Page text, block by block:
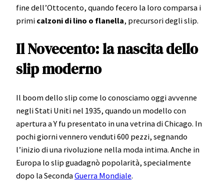
fine dell’Ottocento, quando fecero la loro comparsa i
primi calzoni di lino o flanella, precursori degli slip.
Il Novecento: la nascita dello
slip moderno
Il boom dello slip come lo conosciamo oggi avvenne
negli Stati Uniti nel 1935, quando un modello con
apertura a Y fu presentato in una vetrina di Chicago. In
pochi giorni vennero venduti 600 pezzi, segnando
l’inizio di una rivoluzione nella moda intima. Anche in
Europa lo slip guadagnò popolarità, specialmente
dopo la SecondaGuerra Mondiale.